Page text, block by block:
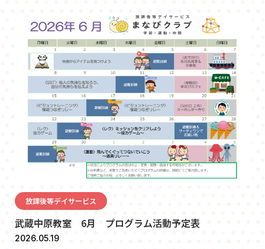
放課後等デイサービス
武蔵中原教室 6月 プログラム活動予定表
2026.05.19